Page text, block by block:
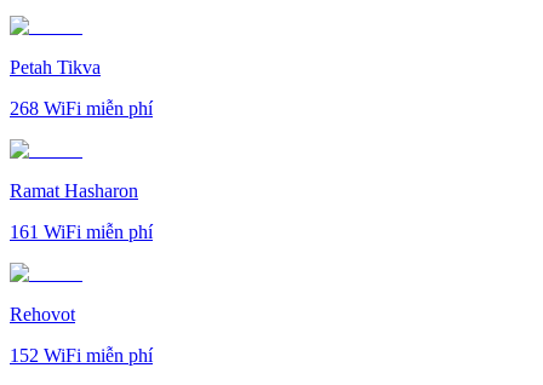
Petah Tikva
268 WiFi miễn phí
Ramat Hasharon
161 WiFi miễn phí
Rehovot
152 WiFi miễn phí